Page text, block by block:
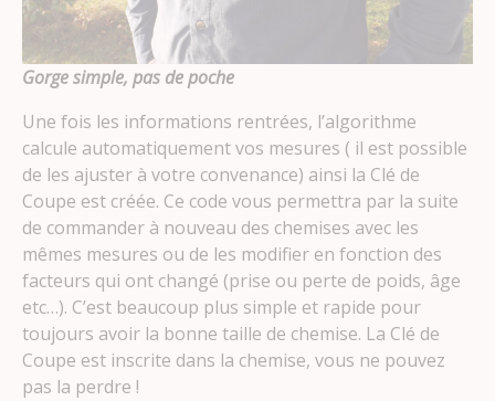
Gorge simple, pas de poche
Une fois les informations rentrées, l’algorithme
calcule automatiquement vos mesures ( il est possible
de les ajuster à votre convenance) ainsi la Clé de
Coupe est créée. Ce code vous permettra par la suite
de commander à nouveau des chemises avec les
mêmes mesures ou de les modifier en fonction des
facteurs qui ont changé (prise ou perte de poids, âge
etc…). C’est beaucoup plus simple et rapide pour
toujours avoir la bonne taille de chemise. La Clé de
Coupe est inscrite dans la chemise, vous ne pouvez
pas la perdre !